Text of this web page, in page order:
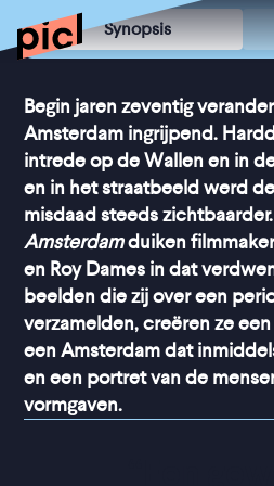
Synopsis
Begin jaren zeventig
Amsterdam ingrijpend.
intrede op de Wallen en in
en in het straatbeeld werd
misdaad steeds
Amsterdamduiken
en Roy Dames in dat
beelden die zij over een
verzamelden, creëren ze
een Amsterdam dat
en een portret van de
vormgaven.